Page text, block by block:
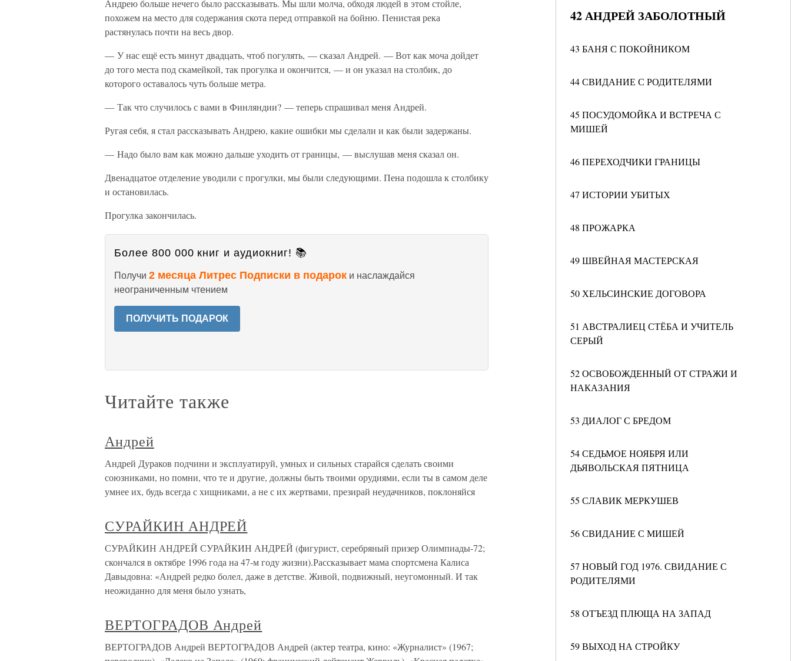
42 АНДРЕЙ ЗАБОЛОТНЫЙ
43 БАНЯ С ПОКОЙНИКОМ
44 СВИДАНИЕ С РОДИТЕЛЯМИ
45 ПОСУДОМОЙКА И ВСТРЕЧА С
МИШЕЙ
46 ПЕРЕХОДЧИКИ ГРАНИЦЫ
47 ИСТОРИИ УБИТЫХ
48 ПРОЖАРКА
49 ШВЕЙНАЯ МАСТЕРСКАЯ
50 ХЕЛЬСИНСКИЕ ДОГОВОРА
51 АВСТРАЛИЕЦ СТЁБА И УЧИТЕЛЬ
СЕРЫЙ
52 ОСВОБОЖДЕННЫЙ ОТ СТРАЖИ И
НАКАЗАНИЯ
53 ДИАЛОГ С БРЕДОМ
54 СЕДЬМОЕ НОЯБРЯ ИЛИ
ДЬЯВОЛЬСКАЯ ПЯТНИЦА
55 СЛАВИК МЕРКУШЕВ
56 СВИДАНИЕ С МИШЕЙ
57 НОВЫЙ ГОД 1976. СВИДАНИЕ С
РОДИТЕЛЯМИ
58 ОТЪЕЗД ПЛЮЩА НА ЗАПАД
59 ВЫХОД НА СТРОЙКУ
Андрею больше нечего было рассказывать. Мы шли молча, обходя людей в этом стойле,
похожем на место для содержания скота перед отправкой на бойню. Пенистая река
растянулась почти на весь двор.
— У нас ещё есть минут двадцать, чтоб погулять, — сказал Андрей. — Вот как моча дойдет
до того места под скамейкой, так прогулка и окончится, — и он указал на столбик, до
которого оставалось чуть больше метра.
— Так что случилось с вами в Финляндии? — теперь спрашивал меня Андрей.
Ругая себя, я стал рассказывать Андрею, какие ошибки мы сделали и как были задержаны.
— Надо было вам как можно дальше уходить от границы, — выслушав меня сказал он.
Двенадцатое отделение уводили с прогулки, мы были следующими. Пена подошла к столбику
и остановилась.
Прогулка закончилась.
Более 800 000 книг и аудиокниг! 📚
Получи 2 месяца Литрес Подписки в подарок и наслаждайся
неограниченным чтением
ПОЛУЧИТЬ ПОДАРОК
Читайте также
Андрей
Андрей Дураков подчини и эксплуатируй, умных и сильных старайся сделать своими
союзниками, но помни, что те и другие, должны быть твоими орудиями, если ты в самом деле
умнее их, будь всегда с хищниками, а не с их жертвами, презирай неудачников, поклоняйся
СУРАЙКИН АНДРЕЙ
СУРАЙКИН АНДРЕЙ СУРАЙКИН АНДРЕЙ (фигурист, серебряный призер Олимпиады-72;
скончался в октябре 1996 года на 47-м году жизни).Рассказывает мама спортсмена Калиса
Давыдовна: «Андрей редко болел, даже в детстве. Живой, подвижный, неугомонный. И так
неожиданно для меня было узнать,
ВЕРТОГРАДОВ Андрей
ВЕРТОГРАДОВ Андрей ВЕРТОГРАДОВ Андрей (актер театра, кино: «Журналист» (1967;